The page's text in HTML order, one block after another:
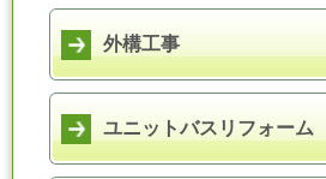
外構工事
ユニットバスリフォーム